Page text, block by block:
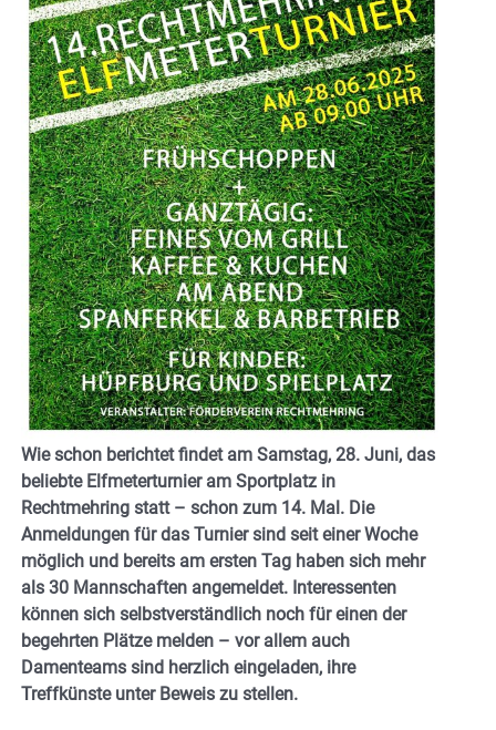
Wie schon berichtet findet am Samstag, 28. Juni, das
beliebte Elfmeterturnier am Sportplatz in
Rechtmehring statt – schon zum 14. Mal. Die
Anmeldungen für das Turnier sind seit einer Woche
möglich und bereits am ersten Tag haben sich mehr
als 30 Mannschaften angemeldet. Interessenten
können sich selbstverständlich noch für einen der
begehrten Plätze melden – vor allem auch
Damenteams sind herzlich eingeladen, ihre
Treffkünste unter Beweis zu stellen.